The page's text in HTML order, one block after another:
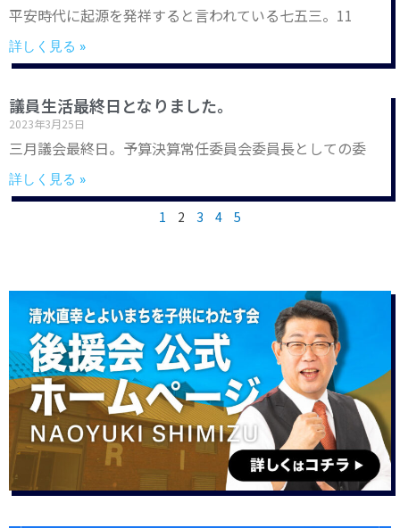
平安時代に起源を発祥すると言われている七五三。11
詳しく見る »
議員生活最終日となりました。
2023年3月25日
三月議会最終日。予算決算常任委員会委員長としての委
詳しく見る »
1 2 3 4 5